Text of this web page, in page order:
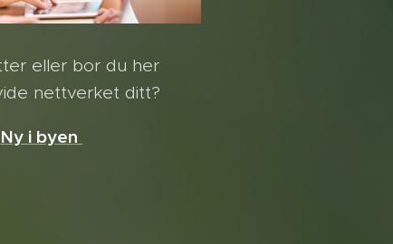
eller bor du her
nettverket ditt?
Ny i byen